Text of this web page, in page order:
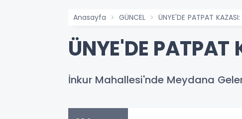
Anasayfa GÜNCEL ÜNYE'DE PATPAT
ÜNYE'DE
İnkur Mahallesi'nde Meydana